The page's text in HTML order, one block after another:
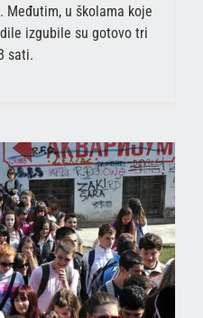
Međutim, u školama koje
izgubile su gotovo tri
sati.